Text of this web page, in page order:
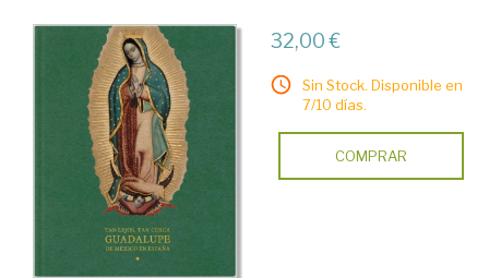
32,00 €
Sin Stock. Disponible en
7/10 días.
COMPRAR